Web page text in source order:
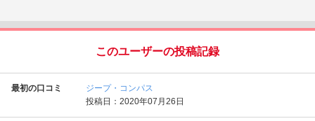
このユーザーの投稿記録
最初の口コミ
ジープ・コンパス
投稿日：2020年07月26日